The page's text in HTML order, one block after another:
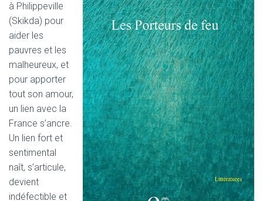
à Philippeville
(Skikda) pour
aider les
pauvres et les
malheureux, et
pour apporter
tout son amour,
un lien avec la
France s’ancre.
Un lien fort et
sentimental
naît, s’articule,
devient
indéfectible et